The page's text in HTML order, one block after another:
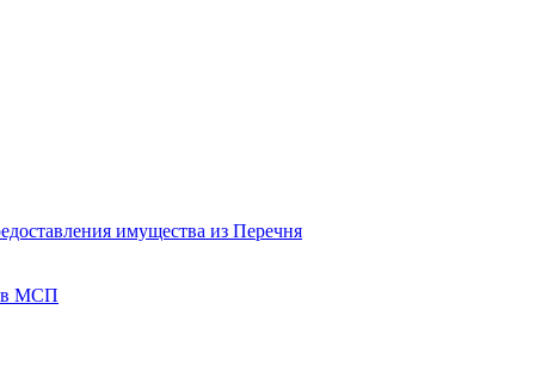
имущества из Перечня
МСП